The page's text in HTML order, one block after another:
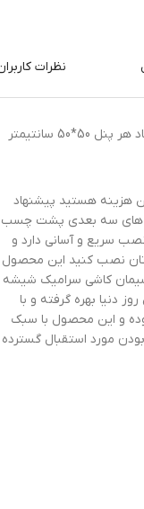
نظرات
قیمت درج شده برای هر عدد پنل میباشد که ابعاد هر پنل 50*50 سانتیمتر
هزینه هستید پیشنهاد
های سه بعدی پشت چسب
سریع و آسانی دارد و
نصب کنید این محصول
کاشی سرامیک شیشه
دنیا بهره گرفته و با
بوده و این محصول با سبک
مورد استقبال گسترده